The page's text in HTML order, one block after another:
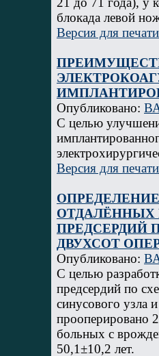
блокада левой
Версия для печати
Опубликовано:
С целью
Версия для печати
ОТДАЛЁННЫХ
ПРЕДСЕРДИЙ
ДВУХСОТ
Опубликовано:
С целью
предсердий по
синусового узла
прооперировано
больных с
50,1±10,2 лет.